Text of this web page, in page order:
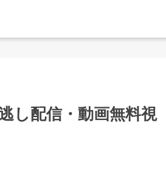
し配信・動画無料視